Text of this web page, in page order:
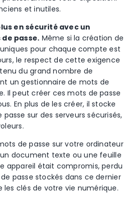
et inutiles.
en sécurité avec un
passe. Même si la création de
pour chaque compte est
le respect de cette exigence
du grand nombre de
un gestionnaire de mots de
Il peut créer ces mots de passe
En plus de les créer, il stocke
sur des serveurs sécurisés,
de passe sur votre ordinateur
document texte ou une feuille
appareil était compromis, perdu
passe stockés dans ce dernier
clés de votre vie numérique.